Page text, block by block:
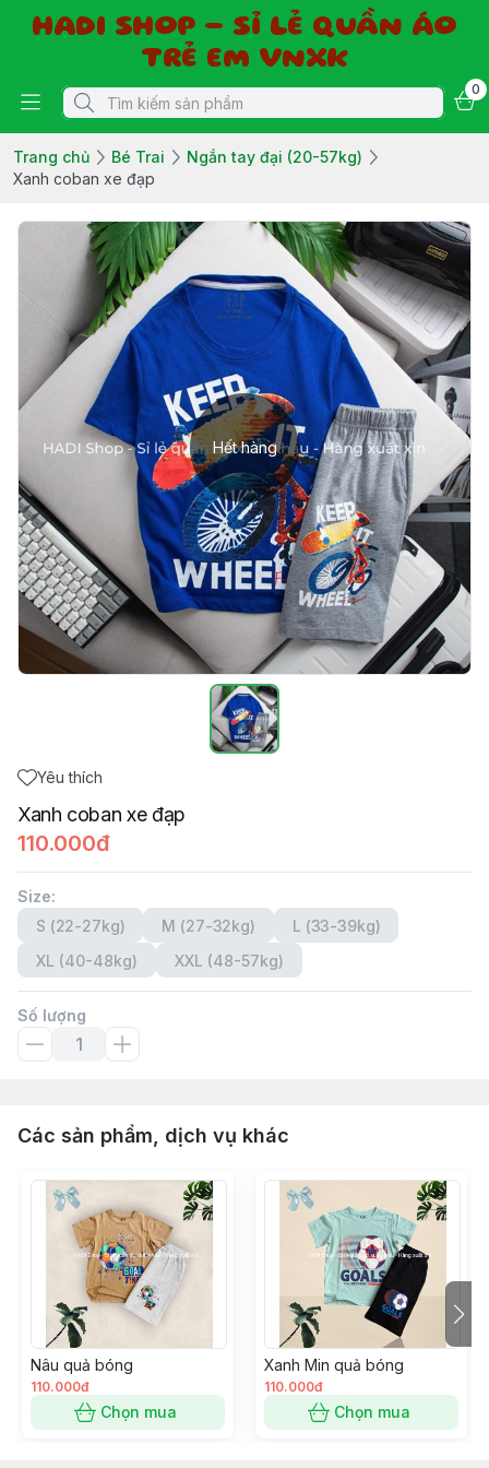
HADI SHOP - SỈ LẺ QUẦN ÁO
TRẺ EM VNXK
0
Trang chủ Bé Trai
Ngắn tay đại (20-57kg)
Xanh coban xe đạp
Hết hàng
Yêu thích
Xanh coban xe đạp
110.000đ
Size:
S (22-27kg)
M (27-32kg)
L (33-39kg)
XL (40-48kg)
XXL (48-57kg)
Số lượng
Các sản phẩm, dịch vụ khác
Nâu quả bóng
110.000đ
Chọn mua
Xanh Min quả bóng
110.000đ
Chọn mua